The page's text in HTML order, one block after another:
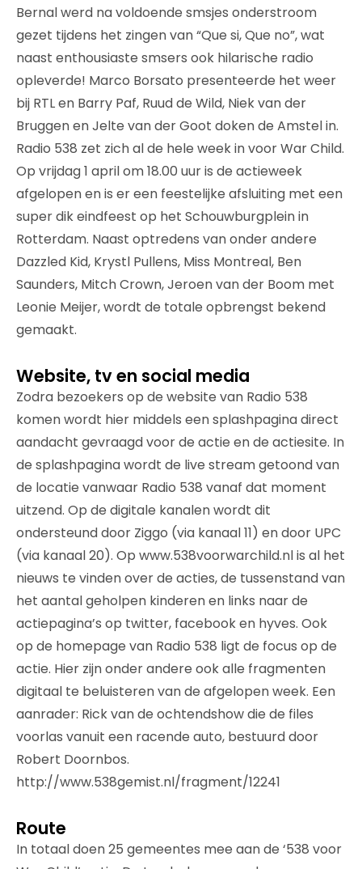
Bernal werd na voldoende smsjes onderstroom
gezet tijdens het zingen van “Que si, Que no”, wat
naast enthousiaste smsers ook hilarische radio
opleverde! Marco Borsato presenteerde het weer
bij RTL en Barry Paf, Ruud de Wild, Niek van der
Bruggen en Jelte van der Goot doken de Amstel in.
Radio 538 zet zich al de hele week in voor War Child.
Op vrijdag 1 april om 18.00 uur is de actieweek
afgelopen en is er een feestelijke afsluiting met een
super dik eindfeest op het Schouwburgplein in
Rotterdam. Naast optredens van onder andere
Dazzled Kid, Krystl Pullens, Miss Montreal, Ben
Saunders, Mitch Crown, Jeroen van der Boom met
Leonie Meijer, wordt de totale opbrengst bekend
gemaakt.
Website, tv en social media
Zodra bezoekers op de website van Radio 538
komen wordt hier middels een splashpagina direct
aandacht gevraagd voor de actie en de actiesite. In
de splashpagina wordt de live stream getoond van
de locatie vanwaar Radio 538 vanaf dat moment
uitzend. Op de digitale kanalen wordt dit
ondersteund door Ziggo (via kanaal 11) en door UPC
(via kanaal 20). Op www.538voorwarchild.nl is al het
nieuws te vinden over de acties, de tussenstand van
het aantal geholpen kinderen en links naar de
actiepagina’s op twitter, facebook en hyves. Ook
op de homepage van Radio 538 ligt de focus op de
actie. Hier zijn onder andere ook alle fragmenten
digitaal te beluisteren van de afgelopen week. Een
aanrader: Rick van de ochtendshow die de files
voorlas vanuit een racende auto, bestuurd door
Robert Doornbos.
http://www.538gemist.nl/fragment/12241
Route
In totaal doen 25 gemeentes mee aan de ‘538 voor